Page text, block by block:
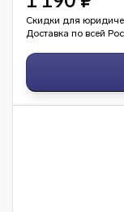
Скидки для
Доставка по всей